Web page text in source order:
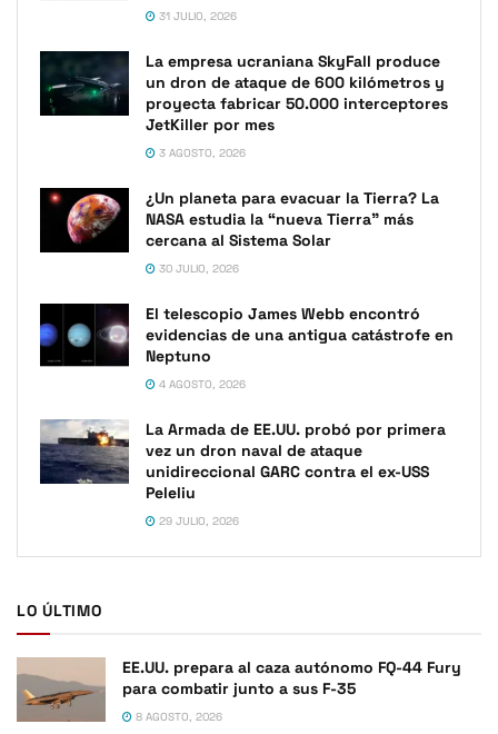
31 JULIO, 2026
La empresa ucraniana SkyFall produce
un dron de ataque de 600 kilómetros y
proyecta fabricar 50.000 interceptores
JetKiller por mes
3 AGOSTO, 2026
¿Un planeta para evacuar la Tierra? La
NASA estudia la “nueva Tierra” más
cercana al Sistema Solar
30 JULIO, 2026
El telescopio James Webb encontró
evidencias de una antigua catástrofe en
Neptuno
4 AGOSTO, 2026
La Armada de EE.UU. probó por primera
vez un dron naval de ataque
unidireccional GARC contra el ex-USS
Peleliu
29 JULIO, 2026
LO ÚLTIMO
EE.UU. prepara al caza autónomo FQ-44 Fury
para combatir junto a sus F-35
8 AGOSTO, 2026